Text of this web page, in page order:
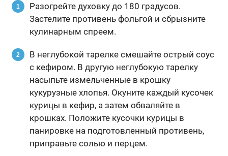
Разогрейте духовку до 180 градусов.
Застелите противень фольгой и сбрызните
кулинарным спреем.
В неглубокой тарелке смешайте острый соус
с кефиром. В другую неглубокую тарелку
насыпьте измельченные в крошку
кукурузные хлопья. Окуните каждый кусочек
курицы в кефир, а затем обваляйте в
крошках. Положите кусочки курицы в
панировке на подготовленный противень,
приправьте солью и перцем.